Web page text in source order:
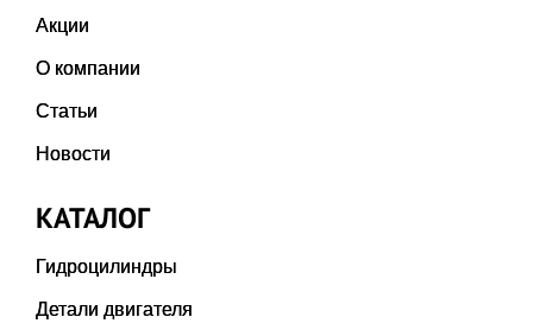
Акции
О компании
Статьи
Новости
КАТАЛОГ
Гидроцилиндры
Детали двигателя